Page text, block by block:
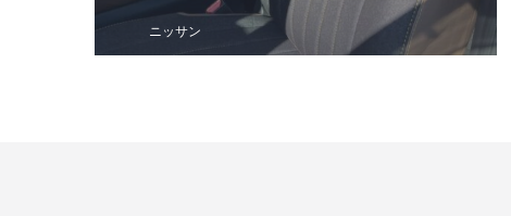
ニッサン